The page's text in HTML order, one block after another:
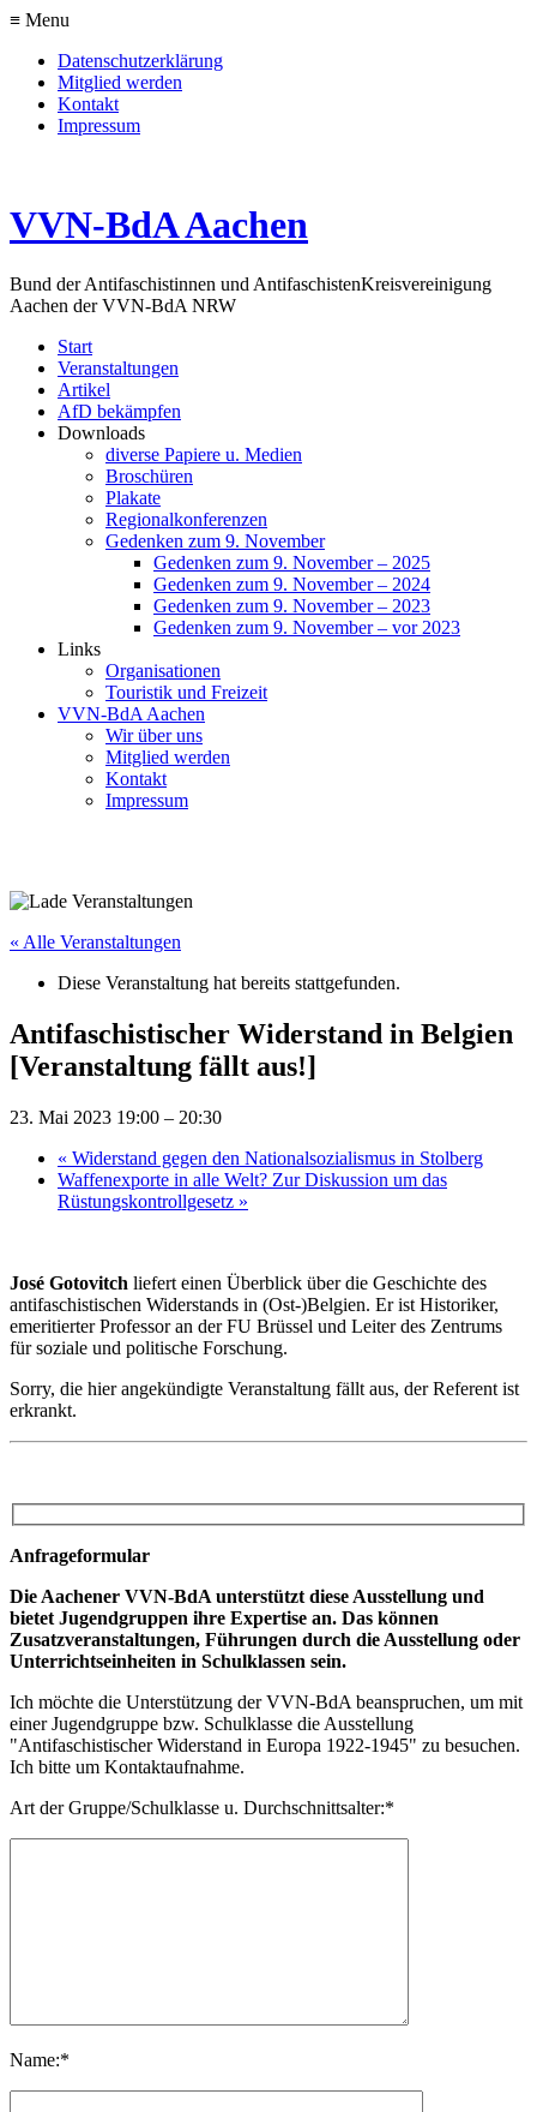
≡ Menu
Datenschutzerklärung
Mitglied werden
Kontakt
Impressum
VVN-BdA Aachen
Bund der Antifaschistinnen und AntifaschistenKreisvereinigung
Aachen der VVN-BdA NRW
Start
Veranstaltungen
Artikel
AfD bekämpfen
Downloads
diverse Papiere u. Medien
Broschüren
Plakate
Regionalkonferenzen
Gedenken zum 9. November
Gedenken zum 9. November – 2025
Gedenken zum 9. November – 2024
Gedenken zum 9. November – 2023
Gedenken zum 9. November – vor 2023
Links
Organisationen
Touristik und Freizeit
VVN-BdA Aachen
Wir über uns
Mitglied werden
Kontakt
Impressum
« Alle Veranstaltungen
Diese Veranstaltung hat bereits stattgefunden.
Antifaschistischer Widerstand in Belgien
[Veranstaltung fällt aus!]
23. Mai 2023 19:00 – 20:30
« Widerstand gegen den Nationalsozialismus in Stolberg
Waffenexporte in alle Welt? Zur Diskussion um das
Rüstungskontrollgesetz »
José Gotovitch liefert einen Überblick über die Geschichte des
antifaschistischen Widerstands in (Ost-)Belgien. Er ist Historiker,
emeritierter Professor an der FU Brüssel und Leiter des Zentrums
für soziale und politische Forschung.
Sorry, die hier angekündigte Veranstaltung fällt aus, der Referent ist
erkrankt.
Anfrageformular
Die Aachener VVN-BdA unterstützt diese Ausstellung und
bietet Jugendgruppen ihre Expertise an. Das können
Zusatzveranstaltungen, Führungen durch die Ausstellung oder
Unterrichtseinheiten in Schulklassen sein.
Ich möchte die Unterstützung der VVN-BdA beanspruchen, um mit
einer Jugendgruppe bzw. Schulklasse die Ausstellung
"Antifaschistischer Widerstand in Europa 1922-1945" zu besuchen.
Ich bitte um Kontaktaufnahme.
Art der Gruppe/Schulklasse u. Durchschnittsalter:*
Name:*